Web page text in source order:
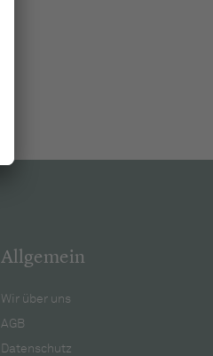
Allgemein
Wir über uns
AGB
Datenschutz